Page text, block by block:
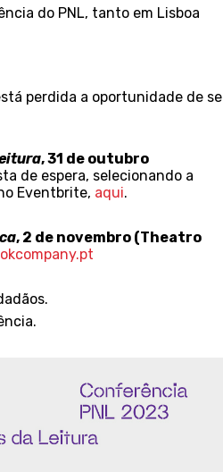
do PNL, tanto em Lisboa
perdida a oportunidade de se
, 31 de outubro
de espera, selecionando a
Eventbrite, aqui.
, 2 de novembro (Theatro